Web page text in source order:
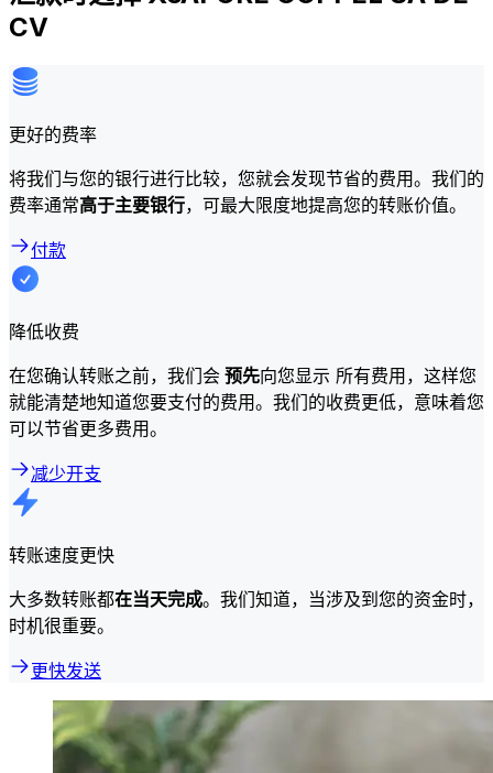
CV
更好的费率
将我们与您的银行进行比较，您就会发现节省的费用。我们的
费率通常高于主要银行，可最大限度地提高您的转账价值。
付款
降低收费
在您确认转账之前，我们会 预先向您显示 所有费用，这样您
就能清楚地知道您要支付的费用。我们的收费更低，意味着您
可以节省更多费用。
减少开支
转账速度更快
大多数转账都在当天完成。我们知道，当涉及到您的资金时，
时机很重要。
更快发送